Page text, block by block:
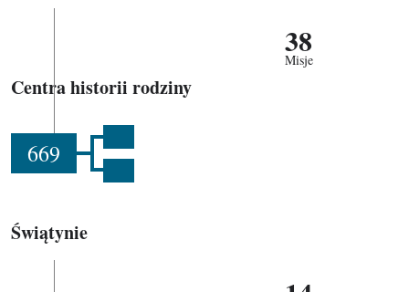
38
Misje
Centra historii rodziny
669
Świątynie